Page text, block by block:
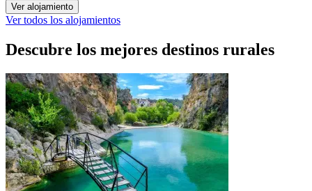
Ver alojamiento
Ver todos los alojamientos
Descubre los mejores destinos rurales